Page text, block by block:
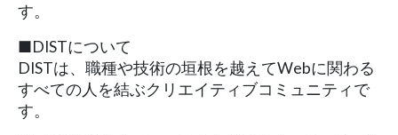
す。
■DISTについて
DISTは、職種や技術の垣根を越えてWebに関わる
すべての人を結ぶクリエイティブコミュニティで
す。